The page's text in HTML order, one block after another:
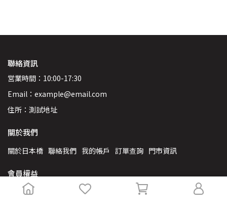
聯絡資訊
営業時間：10:00-17:30
Email：example@email.com
住所：測試地址
關於我們
關於日本橋 聯絡我們 我的帳戶 訂單查詢 門市資訊
會員權益
VIP專屬福利 會員條款 隱私權政策 服務條款